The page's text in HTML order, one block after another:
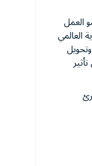
العمل
العالمي